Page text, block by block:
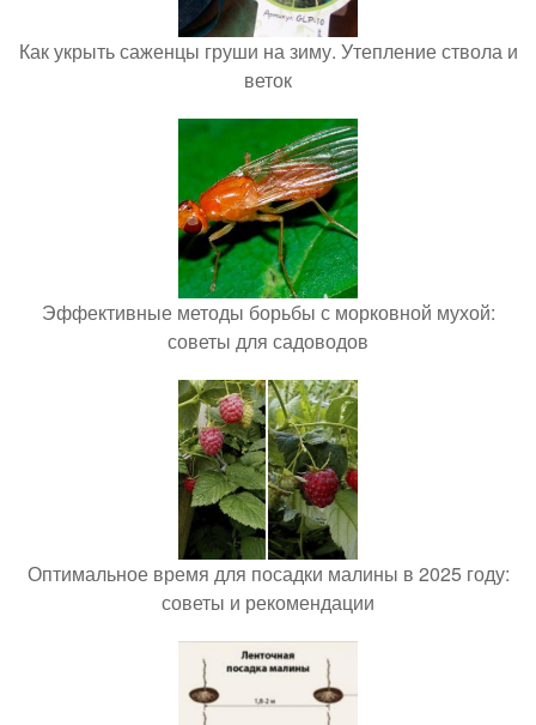
Как укрыть саженцы груши на зиму. Утепление ствола и
веток
Эффективные методы борьбы с морковной мухой:
советы для садоводов
Оптимальное время для посадки малины в 2025 году:
советы и рекомендации